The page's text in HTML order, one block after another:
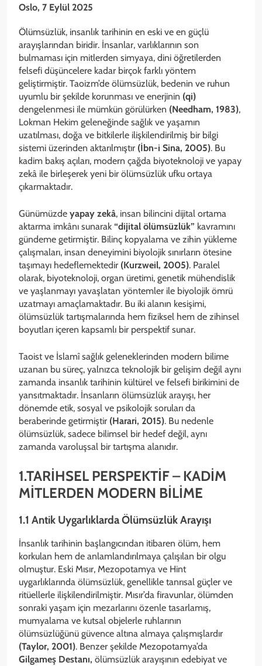
Oslo, 7 Eylül 2025
Ölümsüzlük, insanlık tarihinin en eski ve en güçlü
arayışlarından biridir. İnsanlar, varlıklarının son
bulmaması için mitlerden simyaya, dini öğretilerden
felsefi düşüncelere kadar birçok farklı yöntem
geliştirmiştir. Taoizm’de ölümsüzlük, bedenin ve ruhun
uyumlu bir şekilde korunması ve enerjinin (qi)
dengelenmesi ile mümkün görülürken (Needham, 1983),
Lokman Hekim geleneğinde sağlık ve yaşamın
uzatılması, doğa ve bitkilerle ilişkilendirilmiş bir bilgi
sistemi üzerinden aktarılmıştır (İbn-i Sina, 2005). Bu
kadim bakış açıları, modern çağda biyoteknoloji ve yapay
zekâ ile birleşerek yeni bir ölümsüzlük ufku ortaya
çıkarmaktadır.
Günümüzde yapay zekâ, insan bilincini dijital ortama
aktarma imkânı sunarak “dijital ölümsüzlük” kavramını
gündeme getirmiştir. Bilinç kopyalama ve zihin yükleme
çalışmaları, insan deneyimini biyolojik sınırların ötesine
taşımayı hedeflemektedir (Kurzweil, 2005). Paralel
olarak, biyoteknoloji, organ üretimi, genetik mühendislik
ve yaşlanmayı yavaşlatan yöntemler ile biyolojik ömrü
uzatmayı amaçlamaktadır. Bu iki alanın kesişimi,
ölümsüzlük tartışmalarında hem fiziksel hem de zihinsel
boyutları içeren kapsamlı bir perspektif sunar.
Taoist ve İslamî sağlık geleneklerinden modern bilime
uzanan bu süreç, yalnızca teknolojik bir gelişim değil aynı
zamanda insanlık tarihinin kültürel ve felsefi birikimini de
yansıtmaktadır. İnsanların ölümsüzlük arayışı, her
dönemde etik, sosyal ve psikolojik soruları da
beraberinde getirmiştir (Harari, 2015). Bu nedenle
ölümsüzlük, sadece bilimsel bir hedef değil, aynı
zamanda varoluşsal bir tartışma alanıdır.
1.TARİHSEL PERSPEKTİF – KADİM
MİTLERDEN MODERN BİLİME
1.1 Antik Uygarlıklarda Ölümsüzlük Arayışı
İnsanlık tarihinin başlangıcından itibaren ölüm, hem
korkulan hem de anlamlandırılmaya çalışılan bir olgu
olmuştur. Eski Mısır, Mezopotamya ve Hint
uygarlıklarında ölümsüzlük, genellikle tanrısal güçler ve
ritüellerle ilişkilendirilmiştir. Mısır’da firavunlar, ölümden
sonraki yaşam için mezarlarını özenle tasarlamış,
mumyalama ve kutsal objelerle ruhlarının
ölümsüzlüğünü güvence altına almaya çalışmışlardır
(Taylor, 2001). Benzer şekilde Mezopotamya’da
Gilgameş Destanı, ölümsüzlük arayışının edebiyat ve